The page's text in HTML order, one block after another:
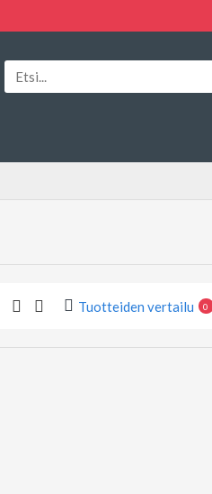
Tuotteiden vertailu 0